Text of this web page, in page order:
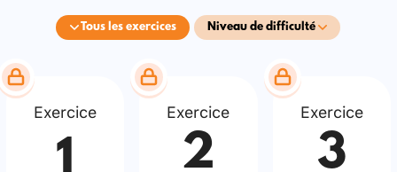
Tous les exercices Niveau de difficulté
Exercice Exercice
2
Exercice
3